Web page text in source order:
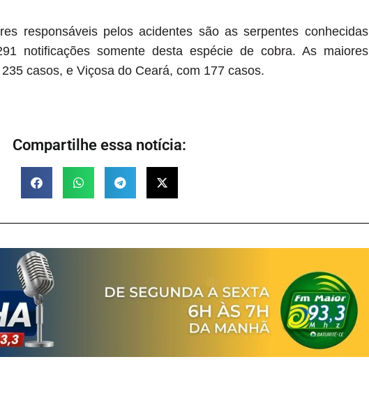
responsáveis pelos acidentes são as serpentes conhecidas
notificações somente desta espécie de cobra. As maiores
casos, e Viçosa do Ceará, com 177 casos.
Compartilhe essa notícia: